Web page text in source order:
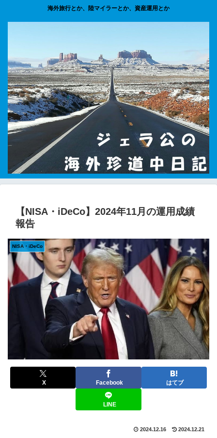
海外旅行とか、陸マイラーとか、資産運用とか
【NISA・iDeCo】2024年11月の運用成績
報告
NISA・iDeCo
X Facebook はてブ
LINE
2024.12.16 2024.12.21